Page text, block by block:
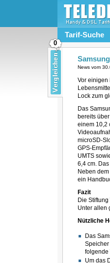
Tarif-Suche
News vom
Vor einigen
Lock zum
Das
bereits
einem 10,2
microSD-
GPS-
UMTS
6,4 cm.
Neben
ein
Fazit
Die
Unter allen
Nützliche
Das
folgende
Um das
0